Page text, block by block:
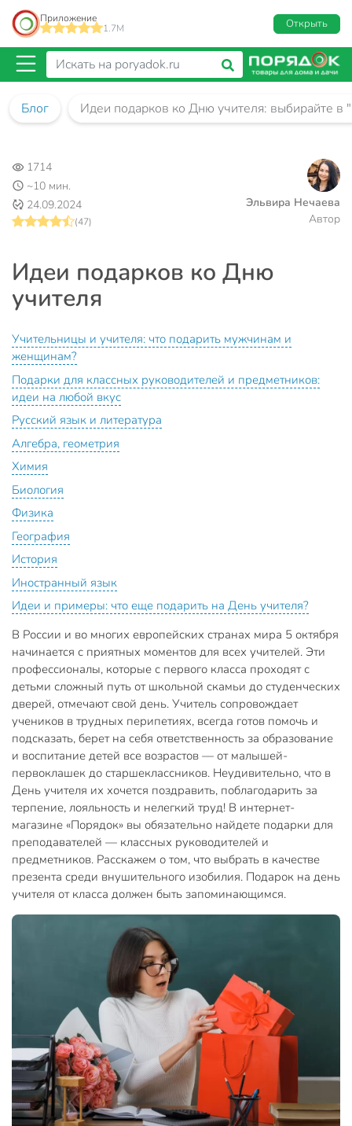
Приложение
1.7M
Открыть
Блог Идеи подарков ко Дню учителя: выбирайте в
1714
~10 мин.
24.09.2024
(47) Автор
Эльвира Нечаева
Идеи подарков ко Дню
учителя
Учительницы и учителя: что подарить мужчинам и
женщинам?
Подарки для классных руководителей и предметников:
идеи на любой вкус
Русский язык и литература
Алгебра, геометрия
Химия
Биология
Физика
География
История
Иностранный язык
Идеи и примеры: что еще подарить на День учителя?
В России и во многих европейских странах мира 5 октября
начинается с приятных моментов для всех учителей. Эти
профессионалы, которые с первого класса проходят с
детьми сложный путь от школьной скамьи до студенческих
дверей, отмечают свой день. Учитель сопровождает
учеников в трудных перипетиях, всегда готов помочь и
подсказать, берет на себя ответственность за образование
и воспитание детей все возрастов — от малышей-
первоклашек до старшеклассников. Неудивительно, что в
День учителя их хочется поздравить, поблагодарить за
терпение, лояльность и нелегкий труд! В интернет-
магазине «Порядок» вы обязательно найдете подарки для
преподавателей — классных руководителей и
предметников. Расскажем о том, что выбрать в качестве
презента среди внушительного изобилия. Подарок на день
учителя от класса должен быть запоминающимся.